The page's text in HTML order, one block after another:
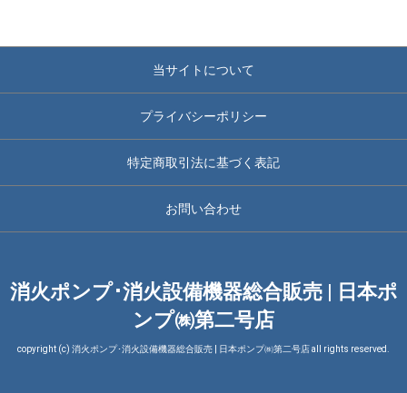
当サイトについて
プライバシーポリシー
特定商取引法に基づく表記
お問い合わせ
消火ポンプ･消火設備機器総合販売 | 日本ポ
ンプ㈱第二号店
copyright (c) 消火ポンプ･消火設備機器総合販売 | 日本ポンプ㈱第二号店 all rights reserved.